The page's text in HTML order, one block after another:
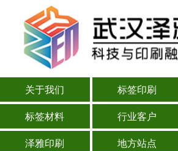
关于我们 标签印刷
标签材料
行业客户
泽雅印刷
地方站点